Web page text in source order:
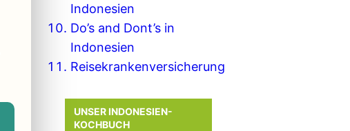
Indonesien
Do’s and Dont’s in
Indonesien
Reisekrankenversicherung
UNSER INDONESIEN-
KOCHBUCH